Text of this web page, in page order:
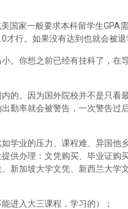
国家一般要求本科留学生GPA
行。如果没有达到也就会被退
。你想之前已经有挂科了，在
的。因为国外院校并不是只看
勤率就会被警告，一次警告过
学业的压力、课程难、异国他
供办理：文凭购买、毕业证购
新加坡大学文凭、新西兰大学
进入大三课程，学习的）；